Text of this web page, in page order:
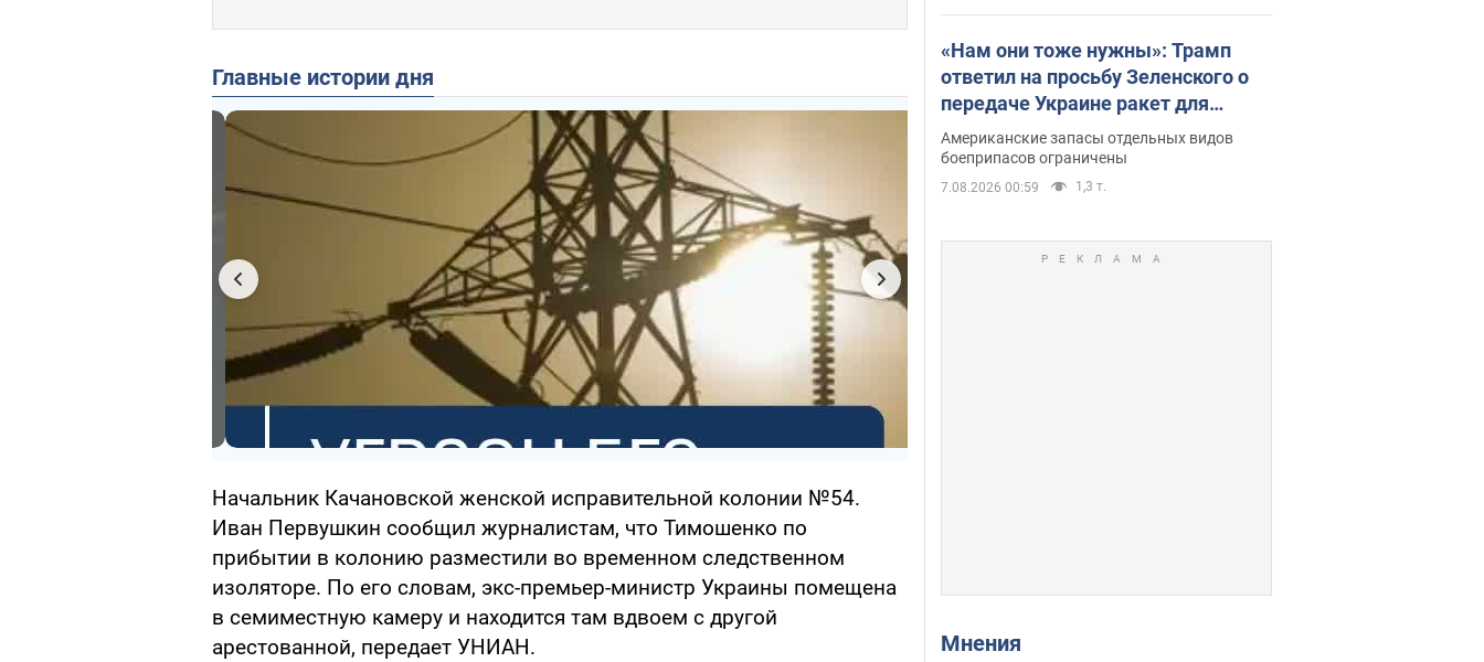
Главные истории дня
Начальник Качановской женской исправительной колонии №54.
Иван Первушкин сообщил журналистам, что Тимошенко по
прибытии в колонию разместили во временном следственном
изоляторе. По его словам, экс-премьер-министр Украины помещена
в семиместную камеру и находится там вдвоем с другой
арестованной, передает УНИАН.
«Нам они тоже нужны»: Трамп
ответил на просьбу Зеленского о
передаче Украине ракет для
Patriot
Американские запасы отдельных видов
боеприпасов ограничены
7.08.2026 00:59 1,3 т.
Мнения